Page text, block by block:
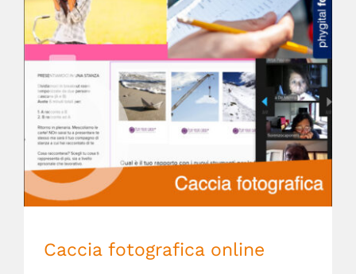
Caccia fotografica online
Caccia fotografica online